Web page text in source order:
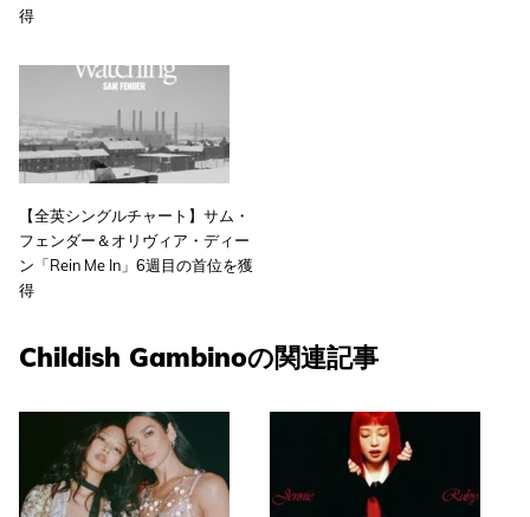
得
【全英シングルチャート】サム・
フェンダー＆オリヴィア・ディー
ン「Rein Me In」6週目の首位を獲
得
Childish Gambinoの関連記事